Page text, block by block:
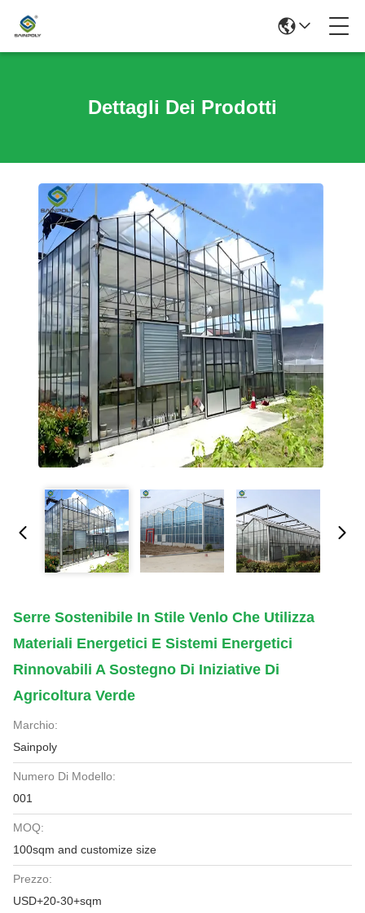
Dettagli Dei Prodotti
Serre Sostenibile In Stile Venlo Che Utilizza
Materiali Energetici E Sistemi Energetici
Rinnovabili A Sostegno Di Iniziative Di
Agricoltura Verde
Marchio:
Sainpoly
Numero Di Modello:
001
MOQ:
100sqm and customize size
Prezzo:
USD+20-30+sqm